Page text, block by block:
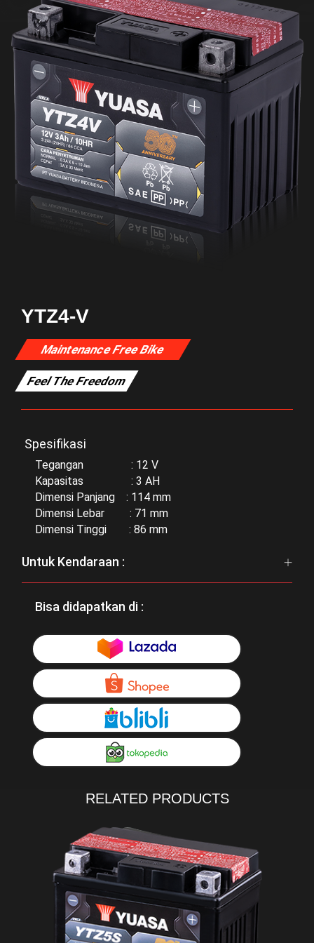
YTZ4-V
Maintenance Free Bike
Feel The Freedom
Spesifikasi
Tegangan : 12 V
Kapasitas : 3 AH
Dimensi Panjang : 114 mm
Dimensi Lebar : 71 mm
Dimensi Tinggi : 86 mm
Untuk Kendaraan :
Bisa didapatkan di :
RELATED PRODUCTS